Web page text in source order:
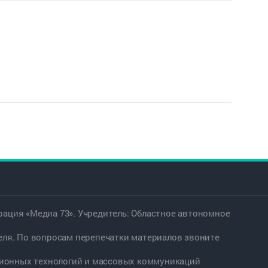
«Медиа 73». Учредитель: Областное автономное
По вопросам перепечатки материалов звоните
технологий и массовых коммуникаций